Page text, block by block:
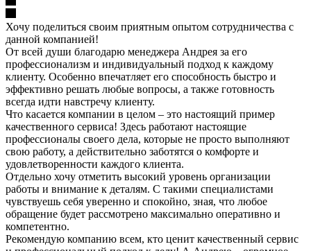
Хочу поделиться своим приятным опытом сотрудничества с
данной компанией!
От всей души благодарю менеджера Андрея за его
профессионализм и индивидуальный подход к каждому
клиенту. Особенно впечатляет его способность быстро и
эффективно решать любые вопросы, а также готовность
всегда идти навстречу клиенту.
Что касается компании в целом – это настоящий пример
качественного сервиса! Здесь работают настоящие
профессионалы своего дела, которые не просто выполняют
свою работу, а действительно заботятся о комфорте и
удовлетворенности каждого клиента.
Отдельно хочу отметить высокий уровень организации
работы и внимание к деталям. С такими специалистами
чувствуешь себя уверенно и спокойно, зная, что любое
обращение будет рассмотрено максимально оперативно и
компетентно.
Рекомендую компанию всем, кто ценит качественный сервис